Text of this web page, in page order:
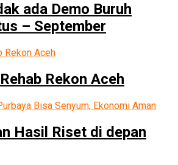
ada Demo Buruh
– September
Rekon Aceh
Hasil Riset di depan